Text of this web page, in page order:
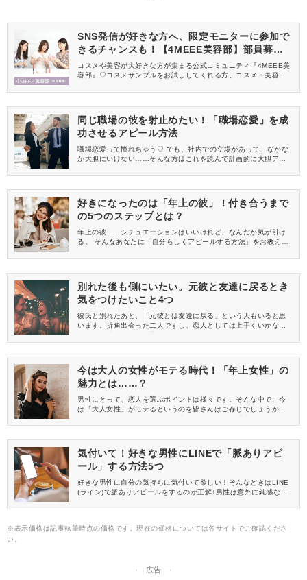
SNS発信が好きな方へ、限定モニターに参加で
きるチャンスも！【4MEEE美容部】部員募集
中
コスメや美容が大好きな方が集まる公式コミュニティ『4MEEE美
容部』♡コスメサンプルをお試ししてくれる方、コスメ・美容情報
同じ職場の彼を射止めたい！「職場恋愛」を成
功させるアピール方法
職場恋愛って憧れちゃう♡ でも、社内での立場があって、なかな
か大胆にいけない……そんな方はこれを読んで計画的に大胆アピ
好きになったのは「年上の彼」！付き合うまで
の5つのステップとは？
年上の彼……シチュエーションはいいけれど、なんだか気が引け
る。 そんなあなたに「自分らしくアピールする方法」をお教えし
別れた後も側にいたい。元彼と友達に戻るとき
気をつけたいこと4つ
彼氏と別れたあと、「元彼とは友達に戻る」という人もいると思
います。折角出会った二人ですし、恋人としては上手くいかなく
し、恋人と友人は違います。元彼と友達関係になるときに気をつ
めてしまったら大変ですからね！
今は大人の女性がモテる時代！「年上女性」の
魅力とは……？
男性にとって、恋人を選ぶポイントは様々です。そんな中で、今
は「大人女性」がモテるというのを皆さんはご存じでしょうか？
なぜモテるのかというのを解説していきたいと思います！
気付いて！好きな男性にLINEで「脈ありアピ
ール」する方法5つ
好きな男性に自分の気持ちに気付いて欲しい！そんなときはLINE
(ライン)で脈ありアピールをするのが正解♪男性は意外に鈍感なの
せん。LINEでどんなアピール方法が脈ありだと気付かれやすいの
※表示価格は記事執筆時点の価格です。現在の価格については各サイトでご確認くださ
い。
― 広告 ―